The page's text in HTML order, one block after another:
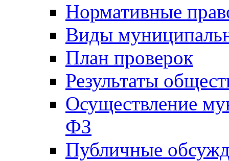
Нормативные
Виды
План проверок
Результаты
Осуществление
ФЗ
Публичные